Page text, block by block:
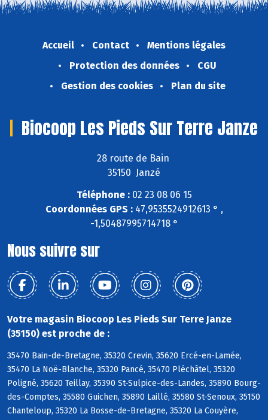
Accueil Contact
Mentions légales
Protection des données
CGU
Gestion des cookies
Plan du site
Biocoop Les Pieds Sur Terre Janze
28 route de Bain
35150 Janzé
Téléphone :02 23 08 06 15
Coordonnées GPS :47,9535524912613 ° ,
-1,50487995714718 °
Nous suivre sur
Votre magasin Biocoop Les Pieds Sur Terre Janze
(35150) est proche de :
35470 Bain-de-Bretagne, 35320 Crevin, 35620 Ercé-en-Lamée,
35470 La Noë-Blanche, 35320 Pancé, 35470 Pléchâtel, 35320
Poligné, 35620 Teillay, 35390 St-Sulpice-des-Landes, 35890 Bourg-
des-Comptes, 35580 Guichen, 35890 Laillé, 35580 St-Senoux, 35150
Chanteloup, 35320 La Bosse-de-Bretagne, 35320 La Couyère,